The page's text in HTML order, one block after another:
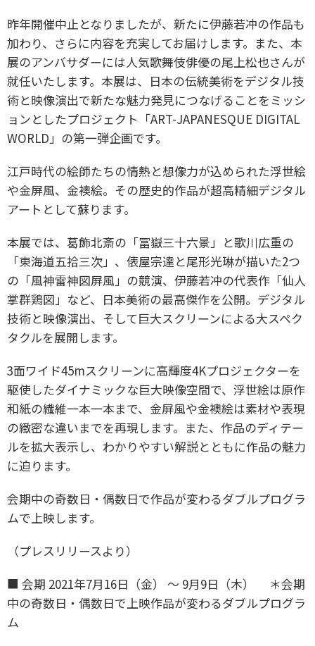
昨年開催中止となりましたが、新たに伊藤若冲の作品も
加わり、さらに内容を充実してお届けします。また、本
展のアンバサダーには人気歌舞伎俳優の尾上松也さんが
就任いたします。本展は、日本の伝統美術をデジタル技
術と映像演出で新たな魅力発見につなげることをミッシ
ョンとしたプロジェクト「ART-JAPANESQUE DIGITAL
WORLD」の第一弾企画です。
江戸時代の絵師たちの情熱と想像力が込められた浮世絵
や金屏風、金襖絵。その歴史的作品が超高精細デジタル
アートとして蘇ります。
本展では、葛飾北斎の「冨嶽三十六景」と歌川広重の
「東海道五拾三次」、俵屋宗達と尾形光琳が描いた2つ
の「風神雷神図屏風」の競演、伊藤若冲の代表作「仙人
掌群鶏図」など、日本美術の最高傑作を公開。デジタル
技術と映像演出、そして巨大スクリーンによる大スペク
タクルを展開します。
3面ワイド45mスクリーンに高輝度4Kプロジェクターを
駆使したダイナミックな巨大映像空間で、浮世絵は原作
和紙の繊維一本一本まで、金屏風や金襖絵は素材や表現
の緻密な違いまでを再現します。また、作品のディテー
ルを拡大表示し、わかりやすい解説とともに作品の魅力
に迫ります。
会期中の奇数日・偶数日で作品が変わるダブルプログラ
ムで上映します。
（プレスリリースより）
■ 会期 2021年7月16日（金） 〜 9月9日（木） ＊会期
中の奇数日・偶数日で上映作品が変わるダブルプログラ
ム